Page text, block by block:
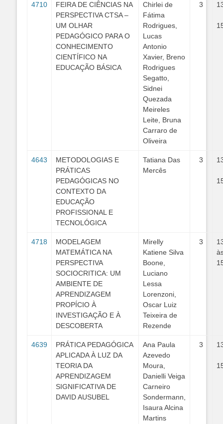
4710
FEIRA DE CIÊNCIAS NA
PERSPECTIVA CTSA –
UM OLHAR
PEDAGÓGICO PARA O
CONHECIMENTO
CIENTÍFICO NA
EDUCAÇÃO BÁSICA
Chirlei de
Fátima
Rodrigues,
Lucas
Antonio
Xavier, Breno
Rodrigues
Segatto,
Sidnei
Quezada
Meireles
Leite, Bruna
Carraro de
Oliveira
3
4643
METODOLOGIAS E
PRÁTICAS
PEDAGÓGICAS NO
CONTEXTO DA
EDUCAÇÃO
PROFISSIONAL E
TECNOLÓGICA
Tatiana Das
Mercês
3
4718
MODELAGEM
MATEMÁTICA NA
PERSPECTIVA
SOCIOCRITICA: UM
AMBIENTE DE
APRENDIZAGEM
PROPÍCIO À
INVESTIGAÇÃO E À
DESCOBERTA
Mirelly
Katiene Silva
Boone,
Luciano
Lessa
Lorenzoni,
Oscar Luiz
Teixeira de
Rezende
3
4639
PRÁTICA PEDAGÓGICA
APLICADA À LUZ DA
TEORIA DA
APRENDIZAGEM
SIGNIFICATIVA DE
DAVID AUSUBEL
Ana Paula
Azevedo
Moura,
Danielli Veiga
Carneiro
Sondermann,
Isaura Alcina
Martins
3